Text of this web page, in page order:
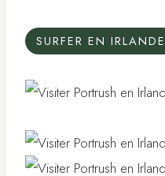
SURFER EN